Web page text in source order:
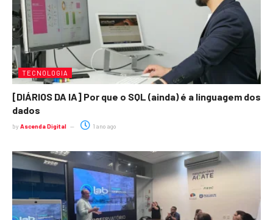
TECNOLOGIA
[DIÁRIOS DA IA] Por que o SQL (ainda) é a linguagem dos
dados
by Ascenda Digital 1 ano ago